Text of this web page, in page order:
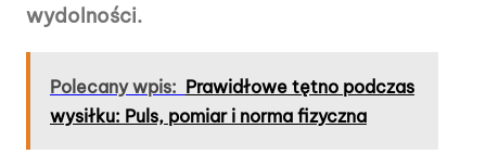
wydolności.
Polecany wpis: Prawidłowe tętno podczas
wysiłku: Puls, pomiar i norma fizyczna